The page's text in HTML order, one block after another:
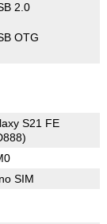
2.0
OTG
S21 FE
SIM